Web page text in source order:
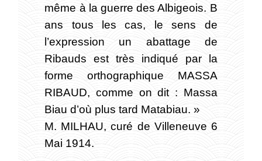
même à la guerre des Albigeois. B
ans tous les cas, le sens de
l’expression un abattage de
Ribauds est très indiqué par la
forme orthographique MASSA
RIBAUD, comme on dit : Massa
Biau d’où plus tard Matabiau. »
M. MILHAU, curé de Villeneuve 6
Mai 1914.